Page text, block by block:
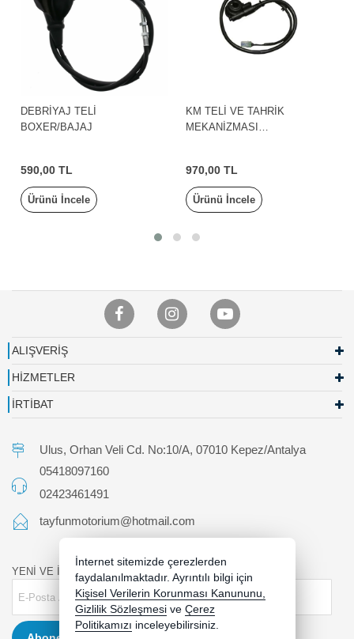
KM TELİ VE TAHRİK
FREN
ALIŞVERİŞ
HİZMETLER
İRTİBAT
Ulus, Orhan Veli Cd. No:10/A, 07010 Kepez/Antalya
05418097160
02423461491
tayfunmotorium@hotmail.com
YENİ VE İNDİRİMLİ ÜRÜNLERDEN HABERDAR OLUN !
İnternet sitemizde çerezlerden
faydalanılmaktadır. Ayrıntılı bilgi için
Kişisel Verilerin Korunması Kanununu,
Gizlilik Sözleşmesi ve Çerez
Politikamızı inceleyebilirsiniz.